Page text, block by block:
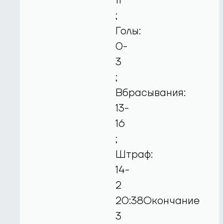
;
Голы:
0-
3
;
Вбрасывания:
13-
16
;
Штраф:
14-
2
20:38Окончание
3